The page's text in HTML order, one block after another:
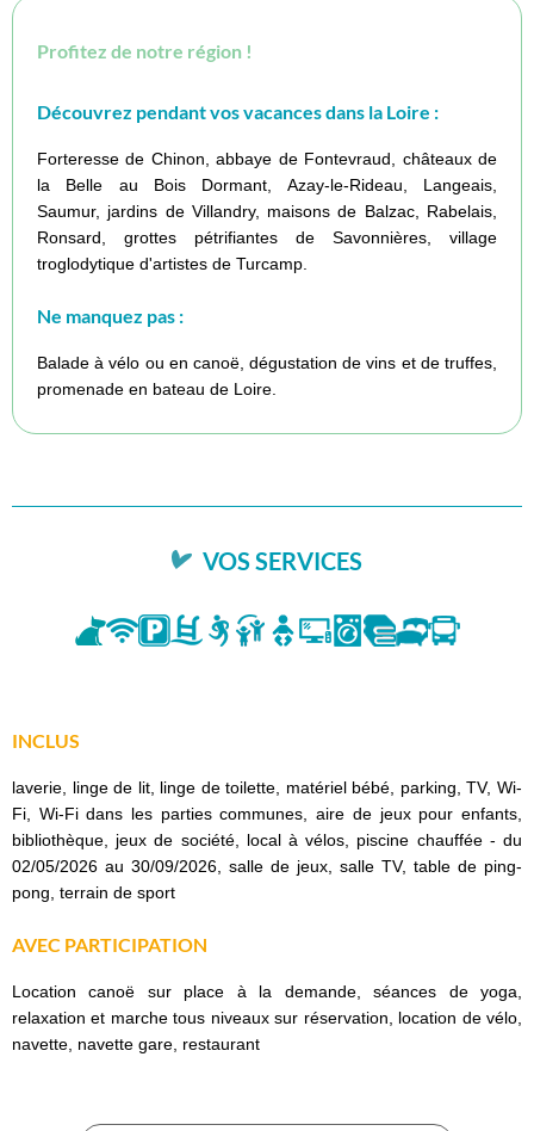
Profitez de notre région !
Découvrez pendant vos vacances dans la Loire :
Forteresse de Chinon, abbaye de Fontevraud, châteaux de
la Belle au Bois Dormant, Azay-le-Rideau, Langeais,
Saumur, jardins de Villandry, maisons de Balzac, Rabelais,
Ronsard, grottes pétrifiantes de Savonnières, village
troglodytique d'artistes de Turcamp.
Ne manquez pas :
Balade à vélo ou en canoë, dégustation de vins et de truffes,
promenade en bateau de Loire.
VOS SERVICES
INCLUS
laverie, linge de lit, linge de toilette, matériel bébé, parking, TV, Wi-
Fi, Wi-Fi dans les parties communes, aire de jeux pour enfants,
bibliothèque, jeux de société, local à vélos, piscine chauffée - du
02/05/2026 au 30/09/2026, salle de jeux, salle TV, table de ping-
pong, terrain de sport
AVEC PARTICIPATION
Location canoë sur place à la demande, séances de yoga,
relaxation et marche tous niveaux sur réservation, location de vélo,
navette, navette gare, restaurant